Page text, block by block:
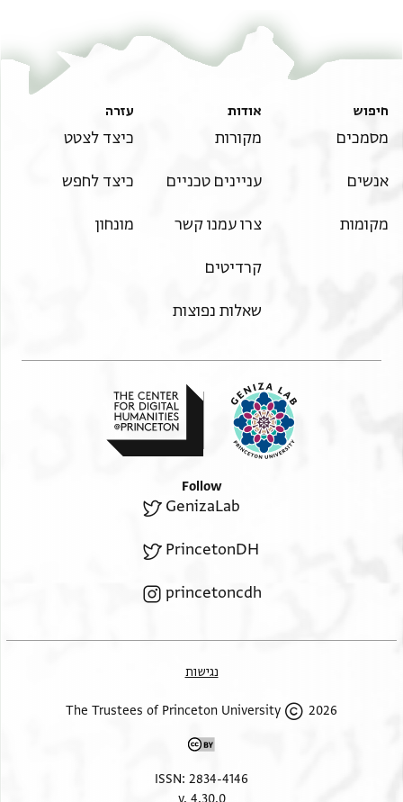
S. D. Goitein and Mordechai Akiva Friedman,
Ben Yijū, India Trader and Manufacturer: Cairo Geniza Documents‎
(in Hebrew) (Ben-Zvi Institute, 2010).
Verso
גד כסליו אלה אל חנוכה פי כה מנה יום אל אחד טבת
פי יג אלג (!) ניסן אלה פסח אלה אייר אלוז סיון אלאחד
עצרת אלגמעה מנה
תמוז אלגד אלצום אלו אב אלארבעה אלצום אלה אלול
T-S 12.320 1r
ראה :
תנאי היתר שימוש בתצלום
חיפוש
מסמכים
אנשים
מקומות
אודות
מקורות
עניינים טכניים
צרו עמנו קשר
קרדיטים
שאלות נפוצות
עזרה
כיצד לצטט
כיצד לחפש
מונחון
Follow
GenizaLab
PrincetonDH
princetoncdh
נגישות
2026 The Trustees of Princeton University
ISSN: 2834-4146